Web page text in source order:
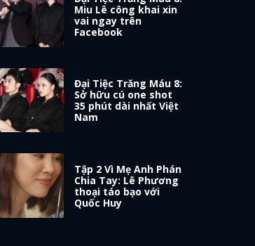
Miu Lê công khai xin
vai ngay trên
Facebook
Đại Tiệc Trăng Máu 8:
Sở hữu cú one shot
35 phút dài nhất Việt
Nam
Tập 2 Vì Mẹ Anh Phán
Chia Tay: Lê Phương
thoại táo bạo với
Quốc Huy